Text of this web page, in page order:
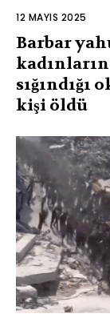
12 MAYIS 2025
Barbar
sığındığı
kişi öldü